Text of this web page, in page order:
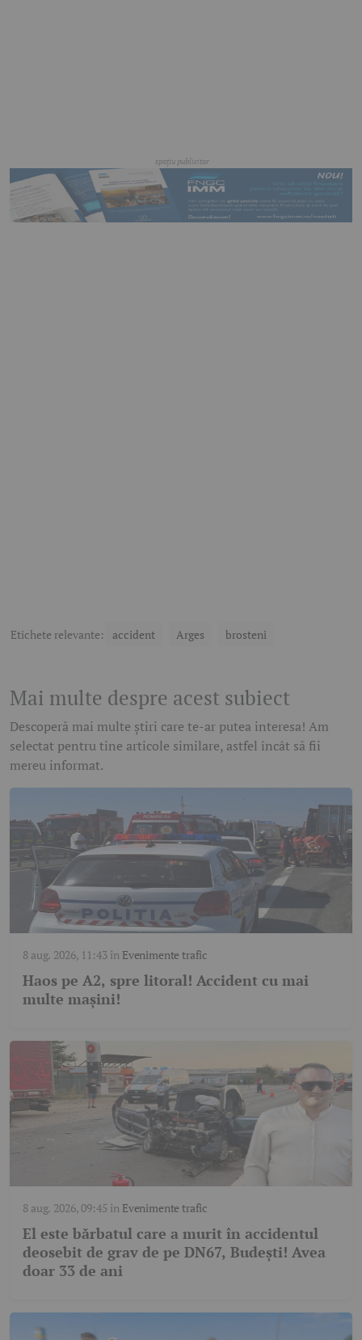
Etichete relevante: accident Arges brosteni
Mai multe despre acest subiect
Descoperă mai multe știri care te-ar putea interesa! Am
selectat pentru tine articole similare, astfel încât să fii
mereu informat.
8 aug. 2026, 11:43în Evenimente trafic
Haos pe A2, spre litoral! Accident cu mai
multe mașini!
8 aug. 2026, 09:45 în Evenimente trafic
El este bărbatul care a murit în accidentul
deosebit de grav de pe DN67, Budești! Avea
doar 33 de ani